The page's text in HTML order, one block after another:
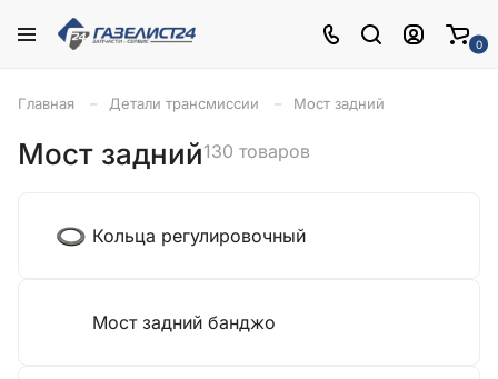
0
Главная Детали трансмиссии Мост задний
Мост задний130 товаров
Кольца регулировочный
Мост задний банджо